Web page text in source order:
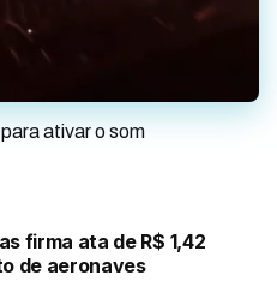
ativar o som
firma ata de R$ 1,42
de aeronaves